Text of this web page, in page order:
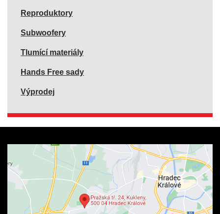
Reproduktory
Subwoofery
Tlumící materiály
Hands Free sady
Výprodej